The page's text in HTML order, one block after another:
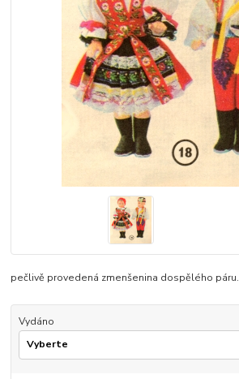
pečlivě provedená zmenšenina dospělého páru.
Vydáno